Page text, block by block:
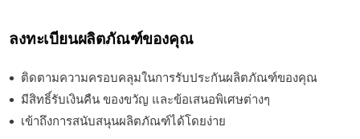
ลงทะเบียนผลิตภัณฑ์ของคุณ
ติดตามความครอบคลุมในการรับประกันผลิตภัณฑ์ของคุณ
มีสิทธิ์รับเงินคืน ของขวัญ และข้อเสนอพิเศษต่างๆ
เข้าถึงการสนับสนุนผลิตภัณฑ์ได้โดยง่าย